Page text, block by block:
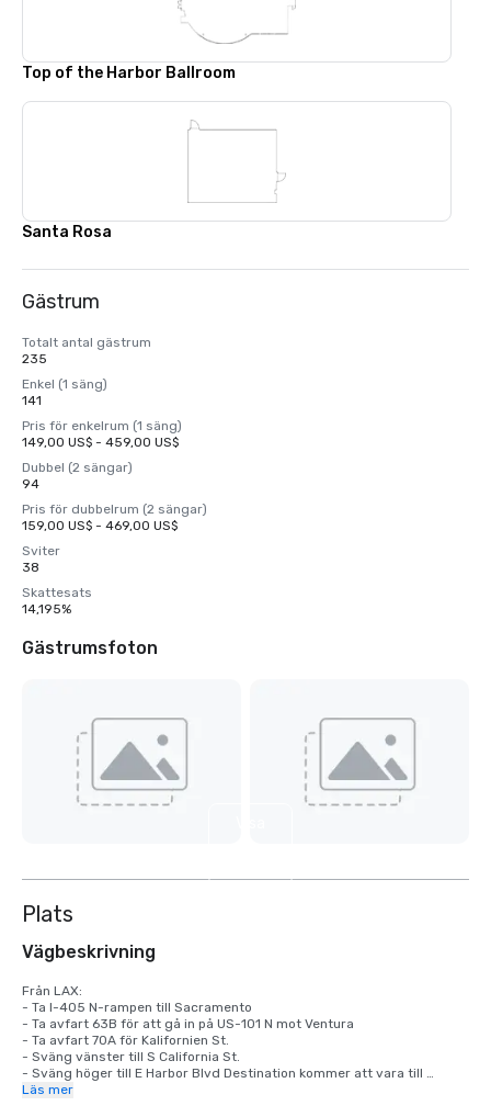
Top of the Harbor Ballroom
Santa Rosa
Gästrum
Totalt antal gästrum
235
Enkel (1 säng)
141
Pris för enkelrum (1 säng)
149,00 US$ - 459,00 US$
Dubbel (2 sängar)
94
Pris för dubbelrum (2 sängar)
159,00 US$ - 469,00 US$
Sviter
38
Skattesats
14,195%
Gästrumsfoton
Plats
Vägbeskrivning
Från LAX:
- Ta I-405 N-rampen till Sacramento
- Ta avfart 63B för att gå in på US-101 N mot Ventura
- Ta avfart 70A för Kalifornien St.
- Sväng vänster till S California St.
- Sväng höger till E Harbor Blvd Destination kommer att vara till
vänster
Läs mer